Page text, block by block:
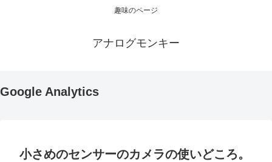
趣味のページ
アナログモンキー
Google Analytics
小さめのセンサーのカメラの使いどころ。